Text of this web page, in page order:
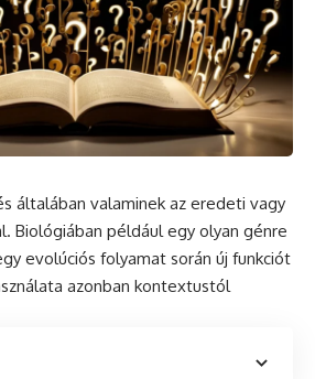
általában valaminek az eredeti vagy
Biológiában például egy olyan génre
evolúciós folyamat során új funkciót
azonban kontextustól